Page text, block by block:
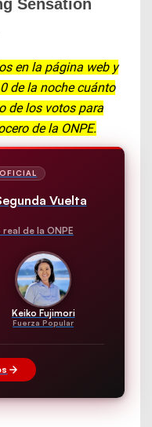
en la página web y
de la noche cuánto
de los votos para
de la ONPE.
Vuelta
de la ONPE
Keiko Fujimori
Fuerza Popular